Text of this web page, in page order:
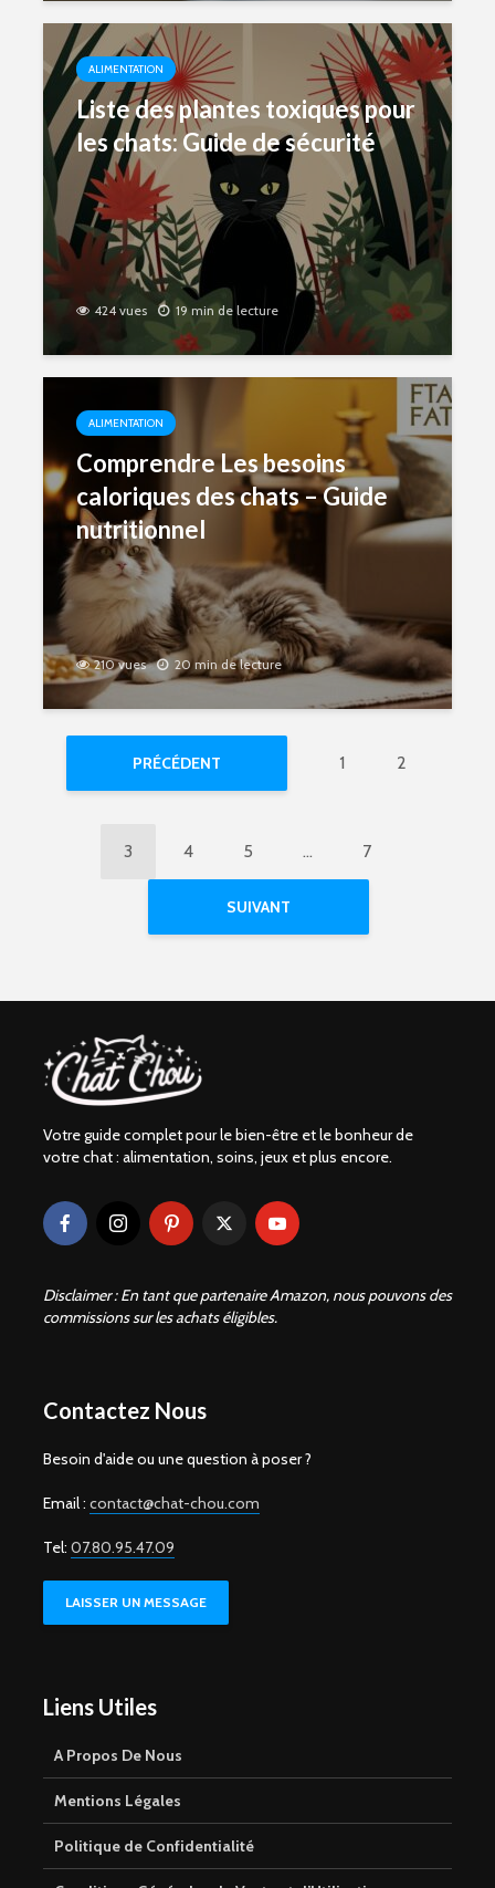
ALIMENTATION
Liste des plantes toxiques pour
les chats: Guide de sécurité
424 vues 19 min de lecture
ALIMENTATION
Comprendre Les besoins
caloriques des chats – Guide
nutritionnel
210 vues 20 min de lecture
PRÉCÉDENT 1 2
3 4 5 … 7
SUIVANT
Votre guide complet pour le bien-être et le bonheur de
votre chat : alimentation, soins, jeux et plus encore.
Disclaimer : En tant que partenaire Amazon, nous pouvons des
commissions sur les achats éligibles.
Contactez Nous
Besoin d'aide ou une question à poser ?
Email : contact@chat-chou.com
Tel: 07.80.95.47.09
LAISSER UN MESSAGE
Liens Utiles
A Propos De Nous
Mentions Légales
Politique de Confidentialité